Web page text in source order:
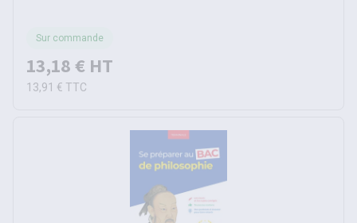
Sur commande
13,18 € HT
13,91 € TTC